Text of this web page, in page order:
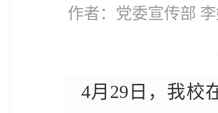
作者：党委宣传部
4月29日，我校